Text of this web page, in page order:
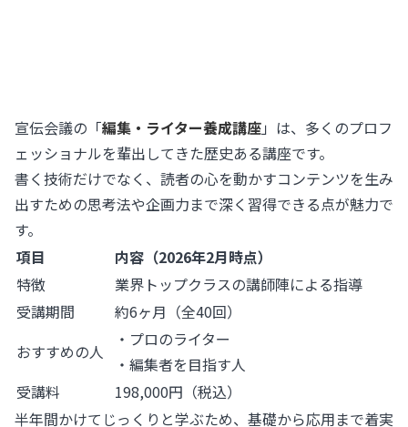
宣伝会議の「編集・ライター養成講座」は、多くのプロフ
ェッショナルを輩出してきた歴史ある講座です。
書く技術だけでなく、読者の心を動かすコンテンツを生み
出すための思考法や企画力まで深く習得できる点が魅力で
す。
項目
内容（2026年2月時点）
特徴
業界トップクラスの講師陣による指導
受講期間
約6ヶ月（全40回）
おすすめの人
・プロのライター
・編集者を目指す人
受講料
198,000円（税込）
半年間かけてじっくりと学ぶため、基礎から応用まで着実